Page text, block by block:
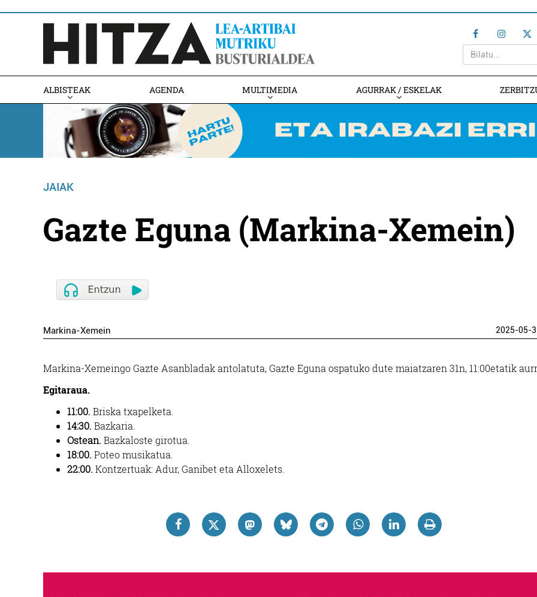
ALBISTEAK AGENDA MULTIMEDIA AGURRAK / ESKELAK
JAIAK
Gazte Eguna (Markina-Xemein)
Markina-Xemein 2025-05-
Markina-Xemeingo Gazte Asanbladak antolatuta, Gazte Eguna ospatuko dute maiatzaren 31n, 11:00etatik
Egitaraua.
11:00. Briska txapelketa.
14:30. Bazkaria.
Ostean. Bazkaloste girotua.
18:00. Poteo musikatua.
22:00. Kontzertuak: Adur, Ganibet eta Alloxelets.